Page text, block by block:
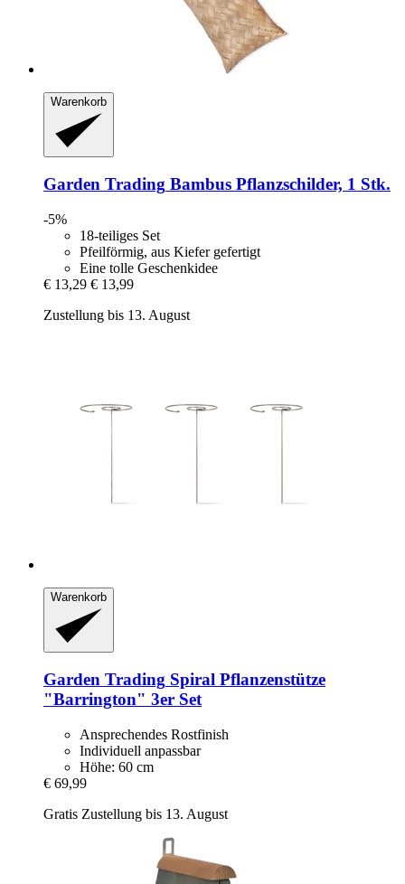
Warenkorb
Garden Trading Bambus Pflanzschilder, 1 Stk.
-5%
18-teiliges Set
Pfeilförmig, aus Kiefer gefertigt
Eine tolle Geschenkidee
€ 13,29 € 13,99
Zustellung bis 13. August
Warenkorb
Garden Trading Spiral Pflanzenstütze
"Barrington" 3er Set
Ansprechendes Rostfinish
Individuell anpassbar
Höhe: 60 cm
€ 69,99
Gratis Zustellung bis 13. August